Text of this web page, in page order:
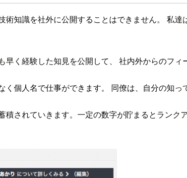
知識を社外に公開することはできません。 私
く経験した知見を公開して、 社内外からのフィ
個人名で仕事ができます。 同僚は、自分の知
されていきます。一定の数字が貯まるとラン